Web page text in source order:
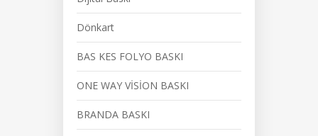
Dönkart
BAS KES FOLYO BASKI
ONE WAY VİSİON BASKI
BRANDA BASKI